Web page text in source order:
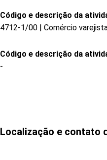
Código e descrição da
4712-1/00 | Comércio
Código e descrição da
-
Localização e contato